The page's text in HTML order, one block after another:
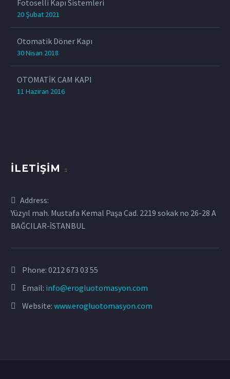
Fotoselli Kapı Sistemleri
20 Şubat 2021
Otomatik Döner Kapı
30 Nisan 2018
OTOMATİK CAM KAPI
11 Haziran 2016
İLETIŞIM
Address:
Yüzyıl mah. Mustafa Kemal Paşa Cad. 2219 sokak no 26-28 A
BAĞCILAR-İSTANBUL
Phone: 0212 673 03 55
Email: info@erogluotomasyon.com
Website: www.erogluotomasyon.com